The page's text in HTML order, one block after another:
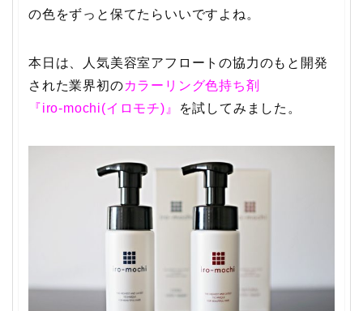
の色をずっと保てたらいいですよね。
本日は、人気美容室アフロートの協力のもと開発
された業界初のカラーリング色持ち剤
『iro-mochi(イロモチ)』
を試してみました。